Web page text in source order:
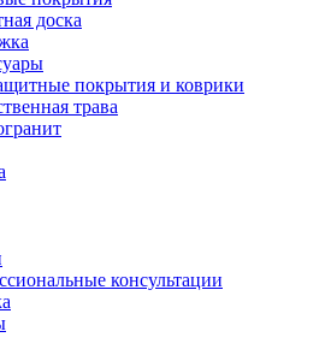
доска
покрытия и коврики
трава
консультации